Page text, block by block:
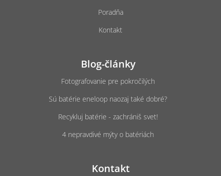
Poradňa
Kontakt
Blog-články
Fotografovanie pre pokročilých
Sú batérie eneloop naozaj také dobré?
Recykluj batérie - zachrániš svet!
4 nepravdivé mýty o batériách
Kontakt